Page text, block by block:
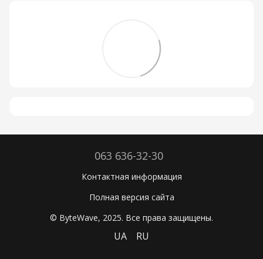
063 636-32-30
Контактная информация
Полная версия сайта
© ByteWave, 2025. Все права защищены.
UA RU